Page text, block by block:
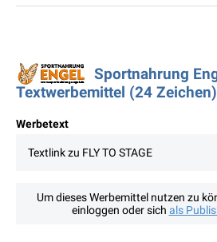
Sportnahrung
Textwerbemittel (24 Zeichen)
Werbetext
Textlink zu FLY TO STAGE
Um dieses Werbemittel nutzen zu
einloggen oder sich als